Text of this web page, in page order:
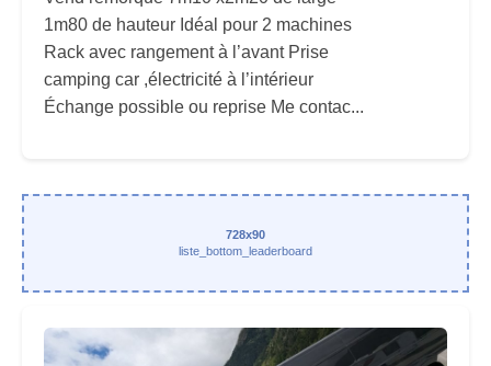
1m80 de hauteur Idéal pour 2 machines
Rack avec rangement à l’avant Prise
camping car ,électricité à l’intérieur
Échange possible ou reprise Me contac...
728x90
liste_bottom_leaderboard